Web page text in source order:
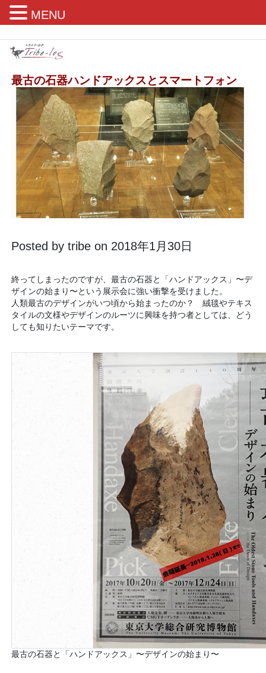
最古の石器ハンドアックスとスマートフォン
Posted by tribe on 2018年1月30日
終ってしまったのですが、最古の石器と「ハンドアックス」〜デ
ザインの始まり〜という展示会に強い衝撃を受けました。
人類最古のデザインがいつ頃から始まったのか？ 絨毯やテキス
タイルの文様やデザインのルーツに興味を持つ者としては、どう
しても知りたいテーマです。
最古の石器と「ハンドアックス」〜デザインの始まり〜
MENU